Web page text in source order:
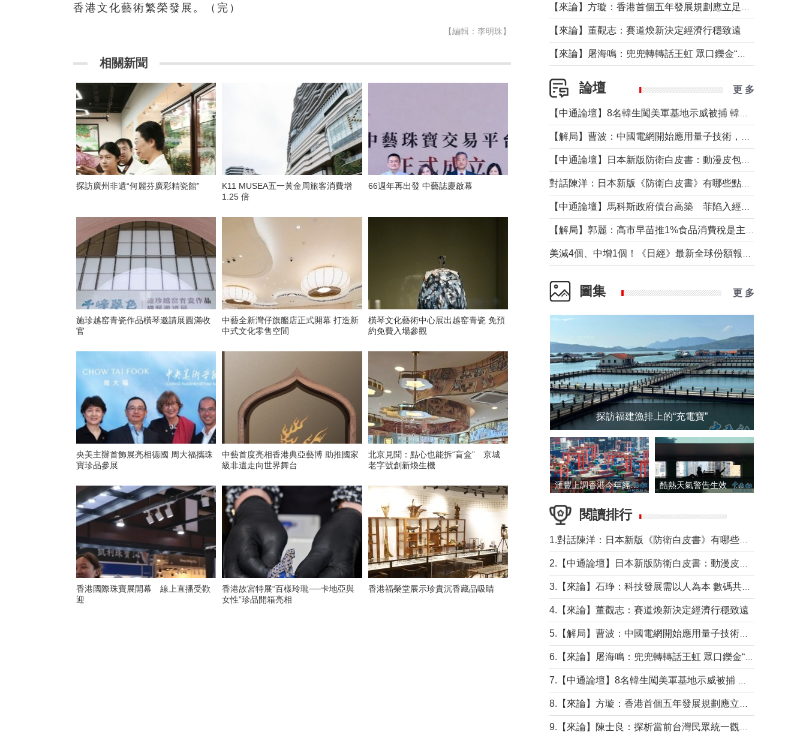
香港文化藝術繁榮發展。（完）
【編輯：李明珠】
相關新聞
探訪廣州非遺“何麗芬廣彩精瓷館”
K11 MUSEA五一黃金周旅客消費增
1.25 倍
66週年再出發 中藝誌慶啟幕
施珍越窑青瓷作品橫琴邀請展圓滿收
官
中藝全新灣仔旗艦店正式開幕 打造新
中式文化零售空間
​橫琴文化藝術中心展出越窑青瓷 免預
約免費入場參觀
央美主辦首飾展亮相德國 周大福攜珠
寶珍品參展
中藝首度亮相香港典亞藝博 助推國家
級非遺走向世界舞台
北京見聞：點心也能拆“盲盒” 京城
老字號創新煥生機
香港國際珠寶展開幕 線上直播受歡
迎
香港故宮特展“百樣玲瓏──卡地亞與
女性”珍品開箱亮相
香港福榮堂展示珍貴沉香藏品吸睛
【來論】董觀志：賽道煥新決定經濟行穩致遠
論壇 更 多
圖集 更 多
探訪福建漁排上的“充電寶”
滙豐上調香港今年經濟增長預測至4.5% 酷熱天氣警告生效 本港高溫持續至下周
閱讀排行
4.【來論】董觀志：賽道煥新決定經濟行穩致遠